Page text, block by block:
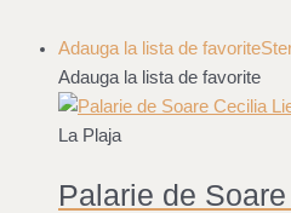
Adauga la lista de favorite
Adauga la lista de favorite
La Plaja
Palarie de